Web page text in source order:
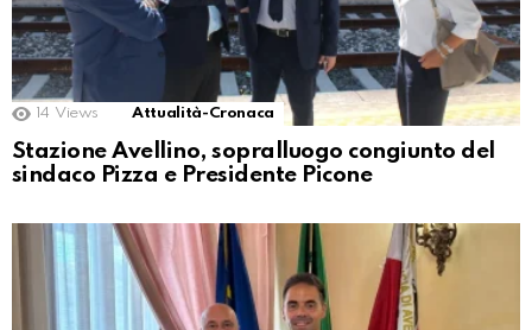
14 Views Attualità-Cronaca
Stazione Avellino, sopralluogo congiunto del
sindaco Pizza e Presidente Picone